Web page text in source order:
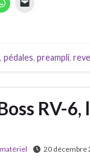
, pédales, preampli,
RV-6,
matériel 20 décembre